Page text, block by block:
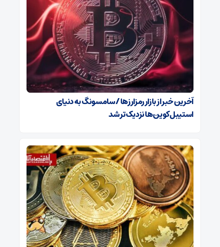
آخرین خبر از بازار رمزارزها / سامسونگ به دنیای
استیبل‌کوین‌ها نزدیک‌تر شد